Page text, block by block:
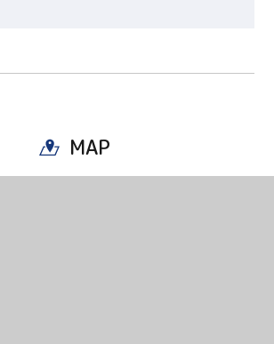
MAP
Line